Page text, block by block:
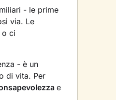
- le prime
via. Le
o ci
- è un
di vita. Per
e